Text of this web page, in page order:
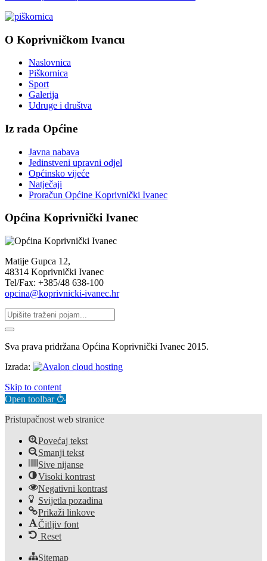
O Koprivničkom Ivancu
Naslovnica
Piškornica
Sport
Galerija
Udruge i društva
Iz rada Općine
Javna nabava
Jedinstveni upravni odjel
Općinsko vijeće
Natječaji
Proračun Općine Koprivnički Ivanec
Općina Koprivnički Ivanec
Matije Gupca 12,
48314 Koprivnički Ivanec
Tel/Fax: +385/48 638-100
opcina@koprivnicki-ivanec.hr
Sva prava pridržana Općina Koprivnički Ivanec 2015.
Izrada:
Skip to content
Open toolbar
Pristupačnost web stranice
Povećaj tekst
Smanji tekst
Sive nijanse
Visoki kontrast
Negativni kontrast
Svijetla pozadina
Prikaži linkove
Čitljiv font
Reset
Sitemap